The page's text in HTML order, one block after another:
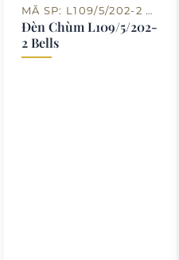
MÃ SP: L109/5/202-2 BELLS
Đèn Chùm L109/5/202-
2 Bells